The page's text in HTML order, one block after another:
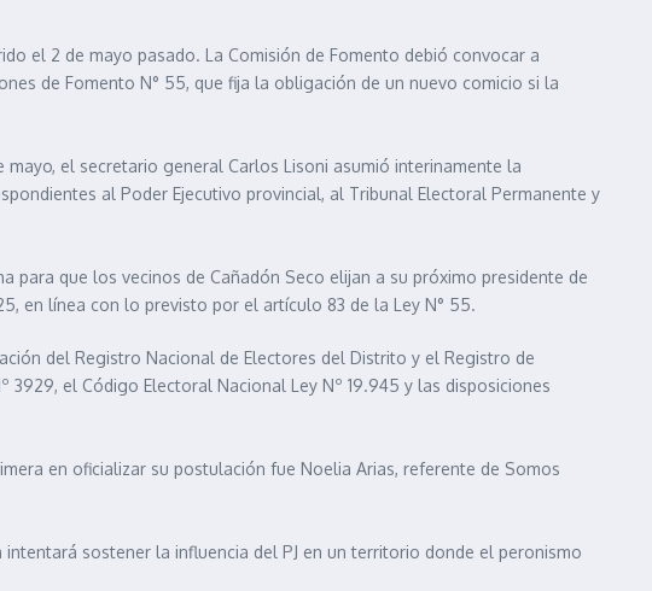
el 2 de mayo pasado. La Comisión de Fomento debió convocar a
de Fomento N° 55, que fija la obligación de un nuevo comicio si la
el secretario general Carlos Lisoni asumió interinamente la
al Poder Ejecutivo provincial, al Tribunal Electoral Permanente y
que los vecinos de Cañadón Seco elijan a su próximo presidente de
en línea con lo previsto por el artículo 83 de la Ley N° 55.
del Registro Nacional de Electores del Distrito y el Registro de
el Código Electoral Nacional Ley Nº 19.945 y las disposiciones
en oficializar su postulación fue Noelia Arias, referente de Somos
sostener la influencia del PJ en un territorio donde el peronismo